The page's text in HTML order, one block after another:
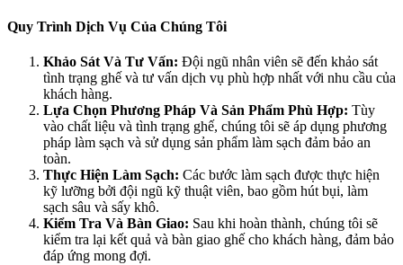
Quy Trình Dịch Vụ Của Chúng Tôi
Khảo Sát Và Tư Vấn: Đội ngũ nhân viên sẽ đến khảo sát
tình trạng ghế và tư vấn dịch vụ phù hợp nhất với nhu cầu của
khách hàng.
Lựa Chọn Phương Pháp Và Sản Phẩm Phù Hợp: Tùy
vào chất liệu và tình trạng ghế, chúng tôi sẽ áp dụng phương
pháp làm sạch và sử dụng sản phẩm làm sạch đảm bảo an
toàn.
Thực Hiện Làm Sạch: Các bước làm sạch được thực hiện
kỹ lưỡng bởi đội ngũ kỹ thuật viên, bao gồm hút bụi, làm
sạch sâu và sấy khô.
Kiểm Tra Và Bàn Giao: Sau khi hoàn thành, chúng tôi sẽ
kiểm tra lại kết quả và bàn giao ghế cho khách hàng, đảm bảo
đáp ứng mong đợi.